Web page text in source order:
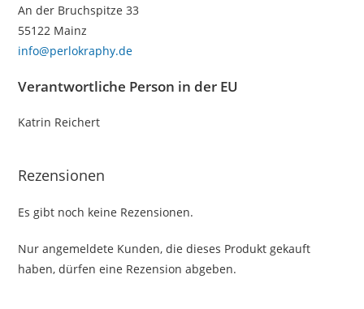
An der Bruchspitze 33
55122 Mainz
info@perlokraphy.de
Verantwortliche Person in der EU
Katrin Reichert
Rezensionen
Es gibt noch keine Rezensionen.
Nur angemeldete Kunden, die dieses Produkt gekauft
haben, dürfen eine Rezension abgeben.